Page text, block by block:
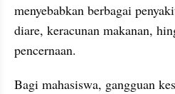
menyebabkan berbagai
diare, keracunan makanan,
pencernaan.
Bagi mahasiswa, gangguan